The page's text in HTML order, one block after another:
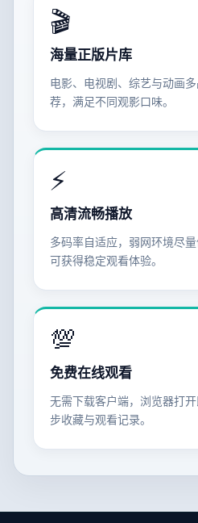
🎬
海量正版片库
电影、电视剧、综艺与动画
荐，满足不同观影口味。
⚡
高清流畅播放
多码率自适应，弱网环境尽
可获得稳定观看体验。
💯
免费在线观看
无需下载客户端，浏览器打
步收藏与观看记录。